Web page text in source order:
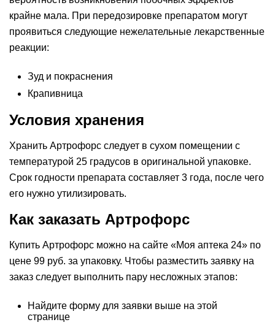
крайне мала. При передозировке препаратом могут
проявиться следующие нежелательные лекарственные
реакции:
Зуд и покраснения
Крапивница
Условия хранения
Хранить Артрофорс следует в сухом помещении с
температурой 25 градусов в оригинальной упаковке.
Срок годности препарата составляет 3 года, после чего
его нужно утилизировать.
Как заказать Артрофорс
Купить Артрофорс можно на сайте «Моя аптека 24» по
цене 99 руб. за упаковку. Чтобы разместить заявку на
заказ следует выполнить пару несложных этапов:
Найдите форму для заявки выше на этой
странице